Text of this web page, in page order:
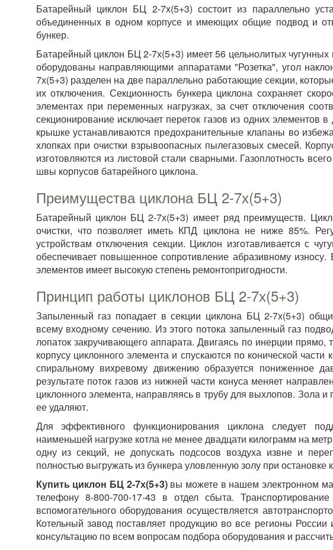
Батарейный циклон БЦ 2-7х(5+3) состоит из параллельно
объединенных в одном корпусе и имеющих общие подвод и
бункер.
Батарейный циклон БЦ 2-7х(5+3) имеет 56 цельнолитых
оборудованы направляющими аппаратами "Розетка", угол
7х(5+3) разделен на две параллельно работающие секции,
их отключения. Секционность бункера циклона сохраняет
элементах при переменных нагрузках, за счет отключения
секционирование исключает переток газов из одних элементов
крышке устанавливаются предохранительные клапаны во
хлопках при очистки взрывоопасных пылегазовых смесей.
изготовляются из листовой стали сварными. Газоплотность
швы корпусов батарейного циклона.
Преимущества циклона БЦ 2-7х(5+3)
Батарейный циклон БЦ 2-7х(5+3) имеет ряд преимуществ.
очистки, что позволяет иметь КПД циклона не ниже 85%.
устройствам отключения секции. Циклон изготавливается с
обеспечивает повышенное сопротивление абразивному
элементов имеет высокую степень ремонтопригодности.
Принцип работы циклонов БЦ 2-7х(5+3)
Запыленный газ попадает в секции циклона БЦ 2-7х(5+3)
всему входному сечению. Из этого потока запыленный газ
лопаток закручивающего аппарата. Двигаясь по инерции
корпусу циклонного элемента и спускаются по конической
спиральному вихревому движению образуется пониженное
результате поток газов из нижней части конуса меняет
циклонного элемента, направляясь в трубу для выхлопов. Зола
ее удаляют.
Для эффективного функционирования циклона следует
наименьшей нагрузке котла не менее двадцати килограмм на
одну из секций, не допускать подсосов воздуха извне и
полностью выгружать из бункера уловленную золу при остановке
Купить циклон БЦ 2-7х(5+3)вы можете в нашем электронном
телефону 8-800-700-17-43 в отдел сбыта.
вспомогательного оборудования осуществляется
Котельный завод поставляет продукцию во все регионы
консультацию по всем вопросам подбора оборудования и